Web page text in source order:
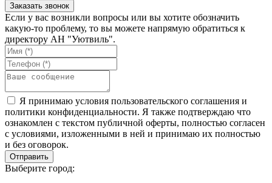
Если у вас возникли вопросы или вы хотите обозначить
какую-то проблему, то вы можете напрямую обратиться к
директору АН "Уютвиль".
Я принимаю условия пользовательского соглашения и
политики конфиденциальности. Я также подтверждаю что
ознакомлен с текстом публичной оферты, полностью согласен
с условиями, изложенными в ней и принимаю их полностью
и без оговорок.
Выберите город: